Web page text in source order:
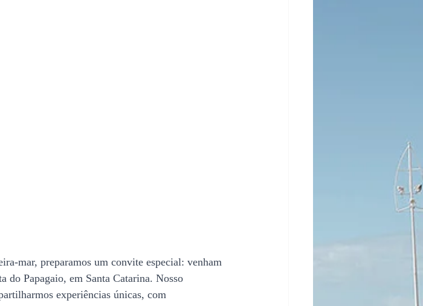
mar, preparamos um convite especial: venham
do Papagaio, em Santa Catarina. Nosso
experiências únicas, com